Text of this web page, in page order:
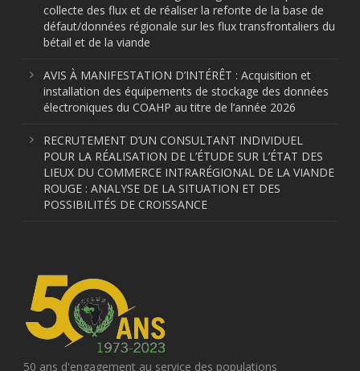
collecte des flux et de réaliser la refonte de la base de
défaut/données régionale sur les flux transfrontaliers du
bétail et de la viande
AVIS À MANIFESTATION D’INTÉRÊT : Acquisition et
installation des équipements de stockage des données
électroniques du COAHP au titre de l’année 2026
RECRUTEMENT D’UN CONSULTANT INDIVIDUEL
POUR LA RÉALISATION DE L’ÉTUDE SUR L’ÉTAT DES
LIEUX DU COMMERCE INTRARÉGIONAL DE LA VIANDE
ROUGE : ANALYSE DE LA SITUATION ET DES
POSSIBILITÉS DE CROISSANCE
50 ans d'engagement au service des populations